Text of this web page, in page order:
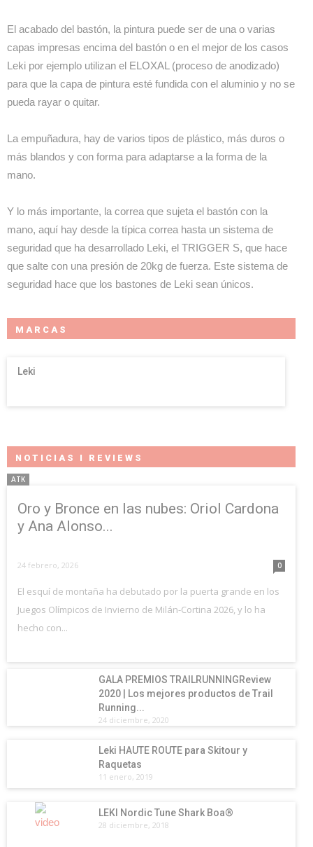
El acabado del bastón, la pintura puede ser de una o varias
capas impresas encima del bastón o en el mejor de los casos
Leki por ejemplo utilizan el ELOXAL (proceso de anodizado)
para que la capa de pintura esté fundida con el aluminio y no se
pueda rayar o quitar.
La empuñadura, hay de varios tipos de plástico, más duros o
más blandos y con forma para adaptarse a la forma de la
mano.
Y lo más importante, la correa que sujeta el bastón con la
mano, aquí hay desde la típica correa hasta un sistema de
seguridad que ha desarrollado Leki, el TRIGGER S, que hace
que salte con una presión de 20kg de fuerza. Este sistema de
seguridad hace que los bastones de Leki sean únicos.
MARCAS
Leki
NOTICIAS I REVIEWS
ATK
Oro y Bronce en las nubes: Oriol Cardona
y Ana Alonso...
24 febrero, 2026 0
El esquí de montaña ha debutado por la puerta grande en los
Juegos Olímpicos de Invierno de Milán-Cortina 2026, y lo ha
hecho con...
GALA PREMIOS TRAILRUNNINGReview
2020 | Los mejores productos de Trail
Running...
24 diciembre, 2020
Leki HAUTE ROUTE para Skitour y
Raquetas
11 enero, 2019
LEKI Nordic Tune Shark Boa®
28 diciembre, 2018